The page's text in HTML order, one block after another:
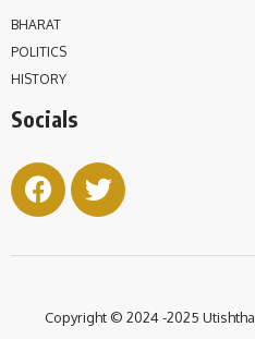
BHARAT
POLITICS
HISTORY
Socials
Copyright © 2024 -2025 Utishtha